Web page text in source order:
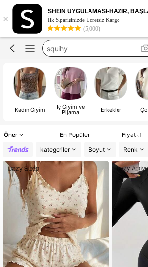
×
SHEIN UYGULAMASI-HAZIR,
İlk Siparişinizde Ücretsiz Kargo
(5,000)
elbise
squihy
bikini
abiye
Kadın Giyim İç Giyim ve
Pijama Erkekler
Öner En Popüler Fiyat
kategoriler
Boyut Renk